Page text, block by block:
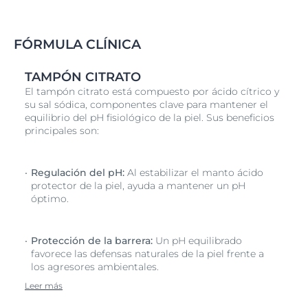
FÓRMULA CLÍNICA
TAMPÓN CITRATO
El tampón citrato está compuesto por ácido cítrico y
su sal sódica, componentes clave para mantener el
equilibrio del pH fisiológico de la piel. Sus beneficios
principales son:
Regulación del pH: Al estabilizar el manto ácido
protector de la piel, ayuda a mantener un pH
óptimo.
Protección de la barrera: Un pH equilibrado
favorece las defensas naturales de la piel frente a
los agresores ambientales.
Leer más